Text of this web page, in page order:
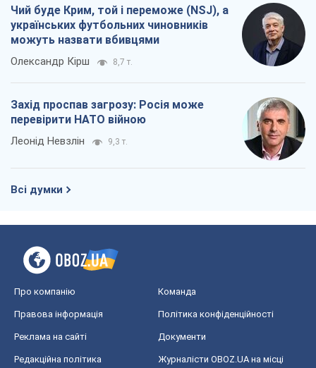
Чий буде Крим, той і переможе (NSJ), а
українських футбольних чиновників
можуть назвати вбивцями
Олександр Кірш 8,7 т.
Захід проспав загрозу: Росія може
перевірити НАТО війною
Леонід Невзлін 9,3 т.
Всі думки
Про компанію Команда
Правова інформація Політика конфіденційності
Реклама на сайті Документи
Редакційна політика
Журналісти OBOZ.UA на місці